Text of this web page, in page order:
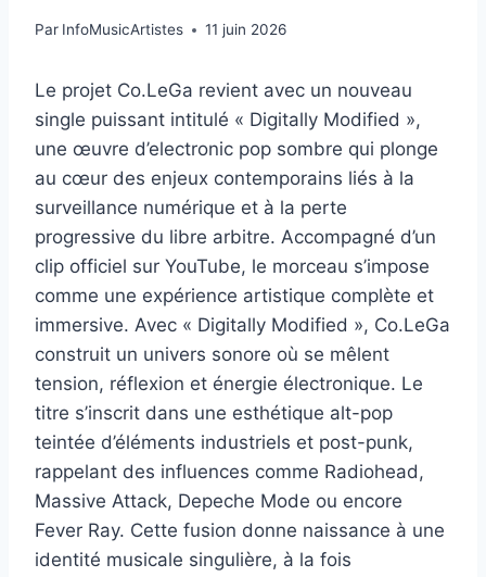
Par InfoMusicArtistes 11 juin 2026
Le projet Co.LeGa revient avec un nouveau
single puissant intitulé « Digitally Modified »,
une œuvre d’electronic pop sombre qui plonge
au cœur des enjeux contemporains liés à la
surveillance numérique et à la perte
progressive du libre arbitre. Accompagné d’un
clip officiel sur YouTube, le morceau s’impose
comme une expérience artistique complète et
immersive. Avec « Digitally Modified », Co.LeGa
construit un univers sonore où se mêlent
tension, réflexion et énergie électronique. Le
titre s’inscrit dans une esthétique alt-pop
teintée d’éléments industriels et post-punk,
rappelant des influences comme Radiohead,
Massive Attack, Depeche Mode ou encore
Fever Ray. Cette fusion donne naissance à une
identité musicale singulière, à la fois